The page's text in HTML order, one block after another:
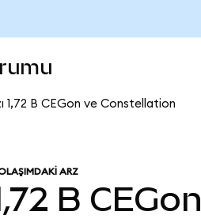
1,72 B CEGon ve Constellation
ARZ
B CEGon